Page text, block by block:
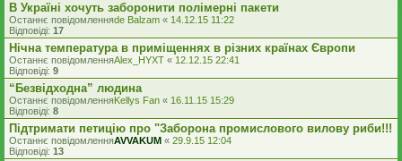
В Україні хочуть заборонити полімерні пакети
Останнє повідомленняde Balzam « 14.12.15 11:22
Відповіді: 17
Нічна температура в приміщеннях в різних країнах Європи
Останнє повідомленняAlex_HYXT « 12.12.15 22:41
Відповіді: 9
“Безвідходна” людина
Останнє повідомленняKellys Fan « 16.11.15 15:29
Відповіді: 8
Підтримати петицію про "Заборона промислового вилову риби!!!
Останнє повідомленняAVVAKUM « 29.9.15 12:04
Відповіді: 13